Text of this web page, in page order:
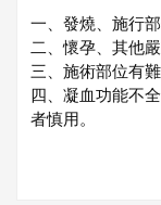
⼀、發燒、施⾏部
⼆、懷孕、其他
三、施術部位有
四、凝⾎功能不
者慎⽤。